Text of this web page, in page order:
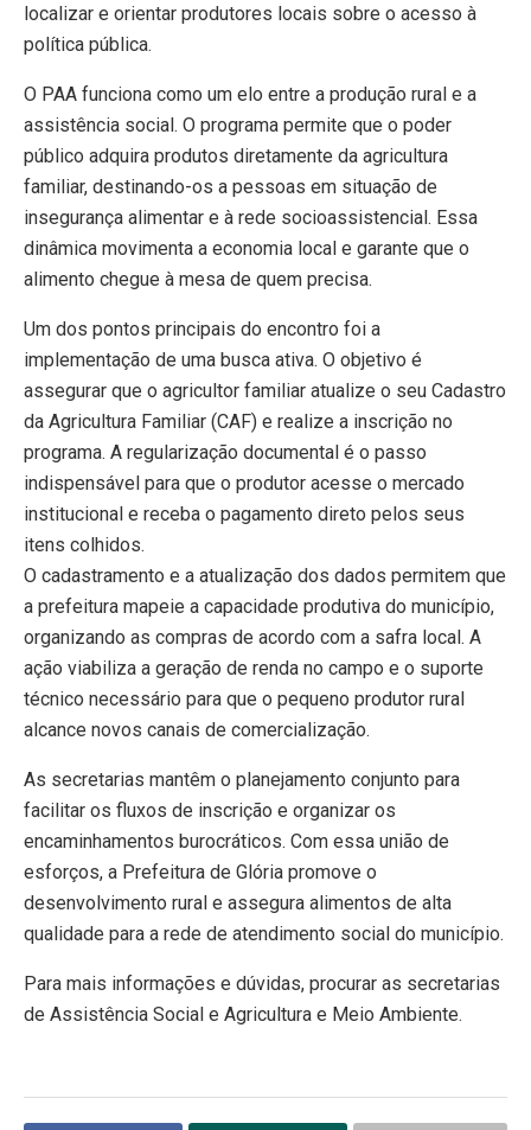
localizar e orientar produtores locais sobre o acesso à
política pública.
​O PAA funciona como um elo entre a produção rural e a
assistência social. O programa permite que o poder
público adquira produtos diretamente da agricultura
familiar, destinando-os a pessoas em situação de
insegurança alimentar e à rede socioassistencial. Essa
dinâmica movimenta a economia local e garante que o
alimento chegue à mesa de quem precisa.
​Um dos pontos principais do encontro foi a
implementação de uma busca ativa. O objetivo é
assegurar que o agricultor familiar atualize o seu Cadastro
da Agricultura Familiar (CAF) e realize a inscrição no
programa. A regularização documental é o passo
indispensável para que o produtor acesse o mercado
institucional e receba o pagamento direto pelos seus
itens colhidos.
​O cadastramento e a atualização dos dados permitem que
a prefeitura mapeie a capacidade produtiva do município,
organizando as compras de acordo com a safra local. A
ação viabiliza a geração de renda no campo e o suporte
técnico necessário para que o pequeno produtor rural
alcance novos canais de comercialização.
​As secretarias mantêm o planejamento conjunto para
facilitar os fluxos de inscrição e organizar os
encaminhamentos burocráticos. Com essa união de
esforços, a Prefeitura de Glória promove o
desenvolvimento rural e assegura alimentos de alta
qualidade para a rede de atendimento social do município.
​Para mais informações e dúvidas, procurar as secretarias
de Assistência Social e Agricultura e Meio Ambiente.